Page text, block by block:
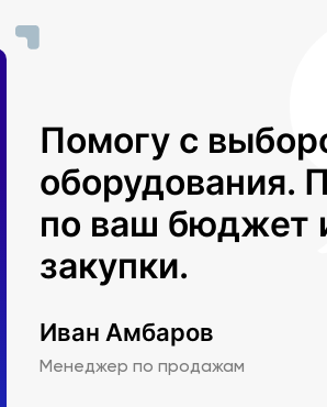
Помогу с
оборудования.
по ваш бюджет
закупки.
Иван Амбаров
Менеджер по продажам